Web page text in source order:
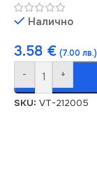
Налично
3.58 € (7.00 лв.)
- +
SKU: VT-212005